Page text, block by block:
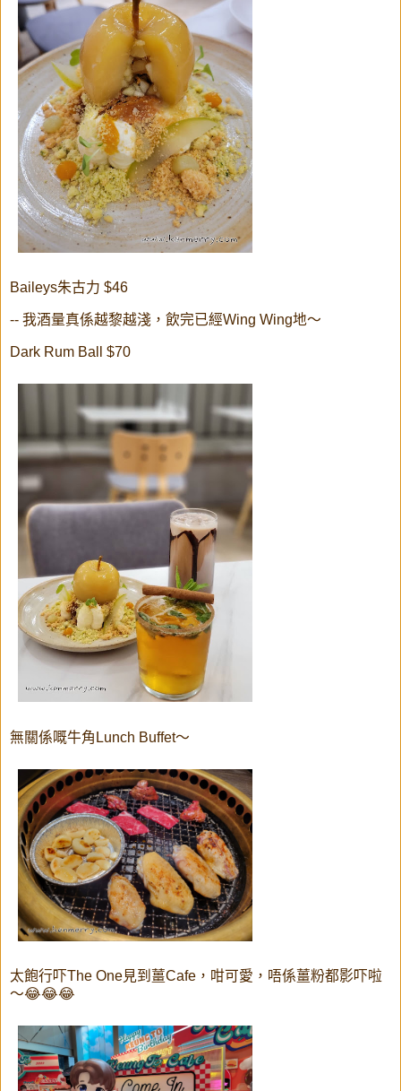
Baileys朱古力 $46
-- 我酒量真係越黎越淺，飲完已經Wing Wing地～
Dark Rum Ball $70
無關係嘅牛角Lunch Buffet～
太飽行吓The One見到薑Cafe，咁可愛，唔係薑粉都影吓啦
～😂😂😂